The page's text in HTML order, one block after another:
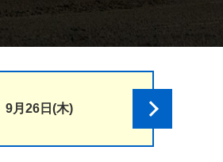
9月26日(木)